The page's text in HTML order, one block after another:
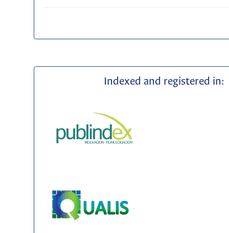
Indexed and registered in: